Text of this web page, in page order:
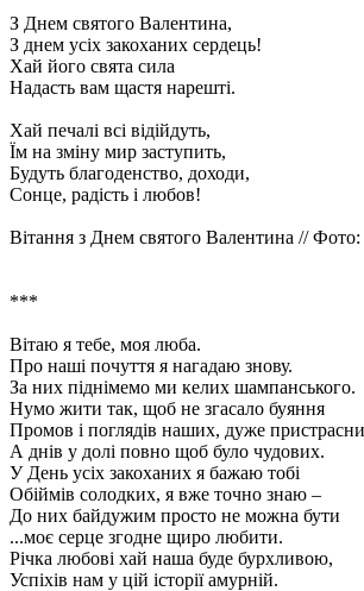
З Днем святого Валентина,
З днем ​​усіх закоханих сердець!
Хай його свята сила
Надасть вам щастя нарешті.
Хай печалі всі відійдуть,
Їм на зміну мир заступить,
Будуть благоденство, доходи,
Сонце, радість і любов!
Вітання з Днем святого Валентина //
***
Вітаю я тебе, моя люба.
Про наші почуття я нагадаю знову.
За них піднімемо ми келих шампанського.
Нумо жити так, щоб не згасало буяння
Промов і поглядів наших, дуже
А днів у долі повно щоб було чудових.
У День усіх закоханих я бажаю тобі
Обіймів солодких, я вже точно знаю –
До них байдужим просто не можна бути
...моє серце згодне щиро любити.
Річка любові хай наша буде бурхливою,
Успіхів нам у цій історії амурній.